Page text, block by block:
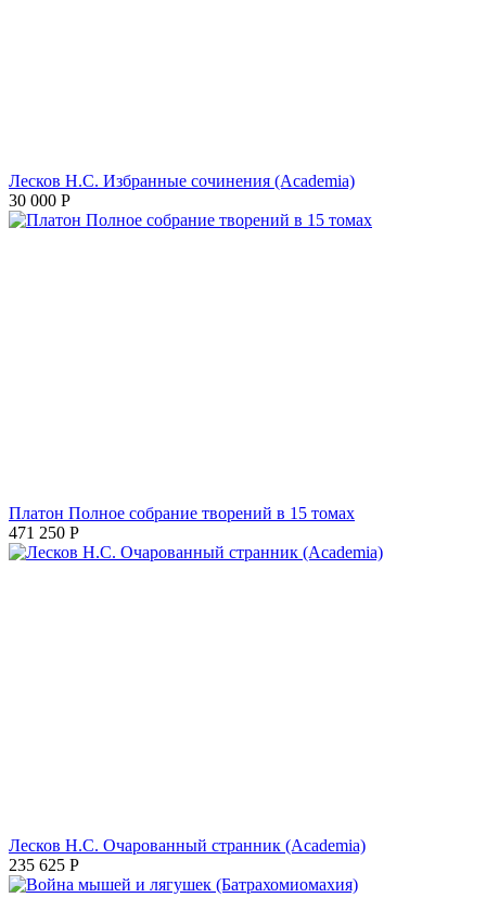
Лесков Н.С. Избранные сочинения (Academia)
30 000 Р
Платон Полное собрание творений в 15 томах
471 250 Р
Лесков Н.С. Очарованный странник (Academia)
235 625 Р